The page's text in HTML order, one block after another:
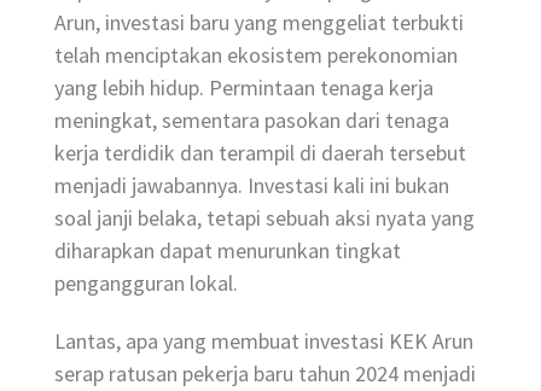
Arun, investasi baru yang menggeliat terbukti
telah menciptakan ekosistem perekonomian
yang lebih hidup. Permintaan tenaga kerja
meningkat, sementara pasokan dari tenaga
kerja terdidik dan terampil di daerah tersebut
menjadi jawabannya. Investasi kali ini bukan
soal janji belaka, tetapi sebuah aksi nyata yang
diharapkan dapat menurunkan tingkat
pengangguran lokal.
Lantas, apa yang membuat investasi KEK Arun
serap ratusan pekerja baru tahun 2024 menjadi